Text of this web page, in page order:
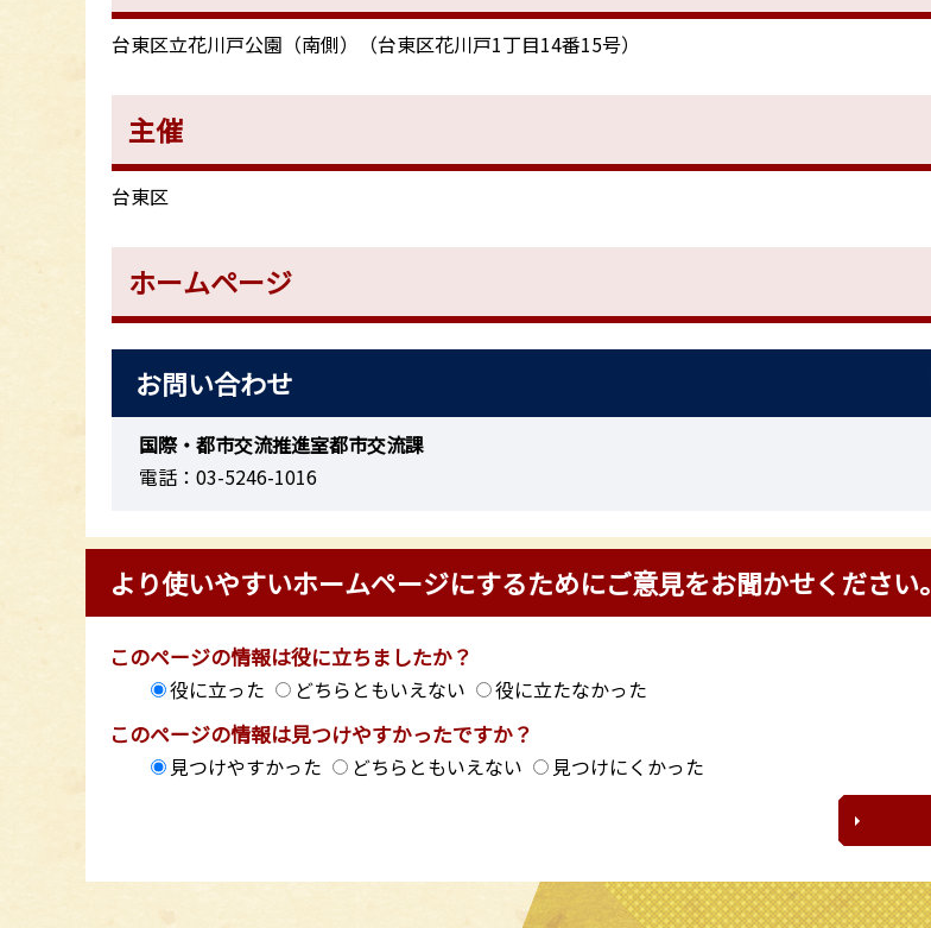
台東区立花川戸公園（南側）（台東区花川戸1丁目14番15号）
主催
台東区
ホームページ
お問い合わせ
国際・都市交流推進室都市交流課
電話：03-5246-1016
より使いやすいホームページにするためにご意見をお聞かせください。
このページの情報は役に立ちましたか？
役に立った どちらともいえない 役に立たなかった
このページの情報は見つけやすかったですか？
見つけやすかった どちらともいえない 見つけにくかった